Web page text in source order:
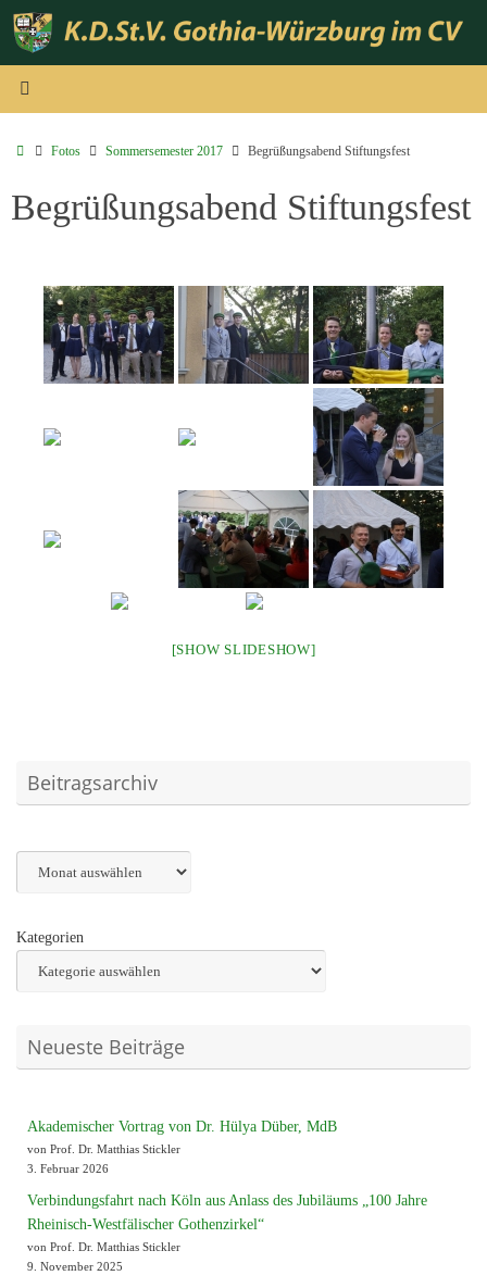
Zum
Inhalt
springen
StartFotos Sommersemester 2017 Begrüßungsabend Stiftungsfest
Begrüßungsabend Stiftungsfest
[SHOW SLIDESHOW]
Beitragsarchiv
Kategorien
Neueste Beiträge
Akademischer Vortrag von Dr. Hülya Düber, MdB
von Prof. Dr. Matthias Stickler
3. Februar 2026
Verbindungsfahrt nach Köln aus Anlass des Jubiläums „100 Jahre
Rheinisch-Westfälischer Gothenzirkel“
von Prof. Dr. Matthias Stickler
9. November 2025